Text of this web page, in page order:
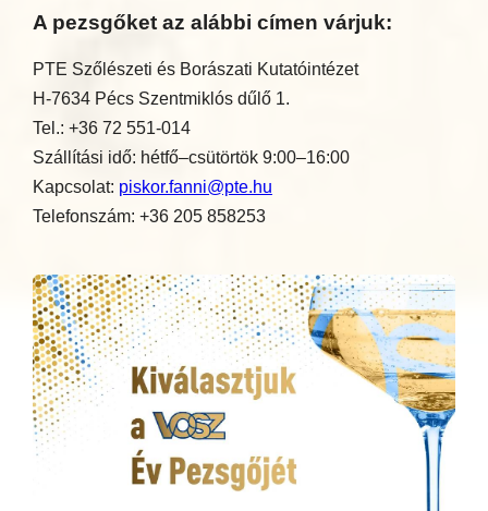
A pezsgőket az alábbi címen várjuk:
PTE Szőlészeti és Borászati Kutatóintézet
H-7634 Pécs Szentmiklós dűlő 1.
Tel.: +36 72 551-014
Szállítási idő: hétfő–csütörtök 9:00–16:00
Kapcsolat: piskor.fanni@pte.hu
Telefonszám: +36 205 858253